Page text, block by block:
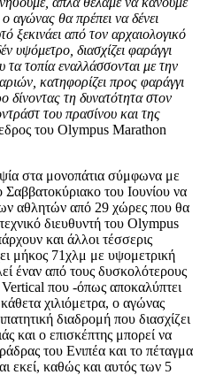
αγώνας θα πρέπει να δένει
ξεκινάει από τον αρχαιολογικό
υψόμετρο, διασχίζει φαράγγι
τοπία εναλλάσσονται με την
κατηφορίζει προς φαράγγι
δίνοντας τη δυνατότητα στον
του πρασίνου και της
του Olympus Marathon
στα μονοπάτια σύμφωνα με
του Ιουνίου να
αθλητών από 29 χώρες που θα
διευθυντή του Olympus
και άλλοι τέσσερις
μήκος 71χλμ με υψομετρική
έναν από τους δυσκολότερους
που -όπως αποκαλύπτει
χιλιόμετρα, ο αγώνας
διαδρομή που διασχίζει
και ο επισκέπτης μπορεί να
του Ενιπέα και το πέταγμα
εκεί, καθώς και αυτός των 5